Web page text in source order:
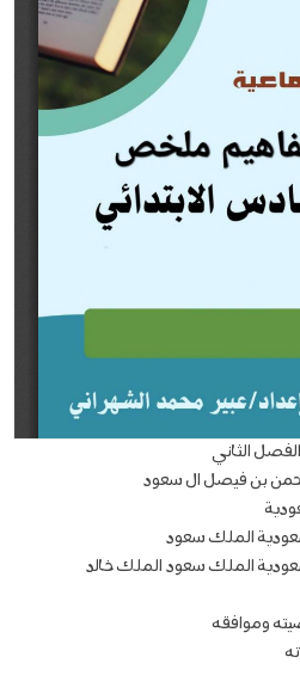
الثاني
بن فيصل ال سعود
الملك سعود
الملك سعود الملك خالد
وموافقه